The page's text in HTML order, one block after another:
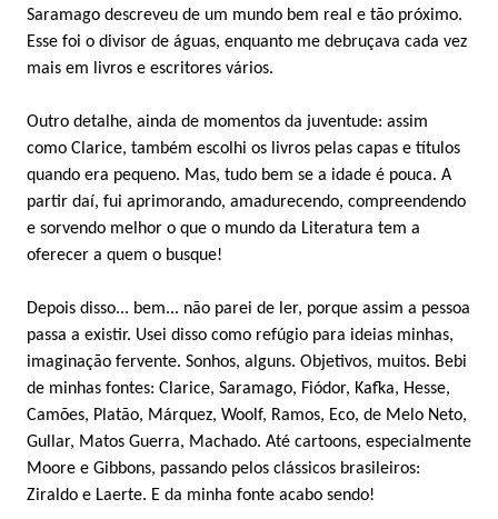
Saramago descreveu de um mundo bem real e tão próximo.
Esse foi o divisor de águas, enquanto me debruçava cada vez
mais em livros e escritores vários.
Outro detalhe, ainda de momentos da juventude: assim
como Clarice, também escolhi os livros pelas capas e títulos
quando era pequeno. Mas, tudo bem se a idade é pouca. A
partir daí, fui aprimorando, amadurecendo, compreendendo
e sorvendo melhor o que o mundo da Literatura tem a
oferecer a quem o busque!
Depois disso... bem... não parei de ler, porque assim a pessoa
passa a existir. Usei disso como refúgio para ideias minhas,
imaginação fervente. Sonhos, alguns. Objetivos, muitos. Bebi
de minhas fontes: Clarice, Saramago, Fiódor, Kafka, Hesse,
Camões, Platão, Márquez, Woolf, Ramos, Eco, de Melo Neto,
Gullar, Matos Guerra, Machado. Até cartoons, especialmente
Moore e Gibbons, passando pelos clássicos brasileiros:
Ziraldo e Laerte. E da minha fonte acabo sendo!